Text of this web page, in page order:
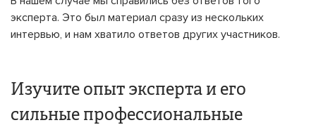
эксперта. Это был материал сразу из нескольких
интервью, и нам хватило ответов других участников.
Изучите опыт эксперта и его
сильные профессиональные